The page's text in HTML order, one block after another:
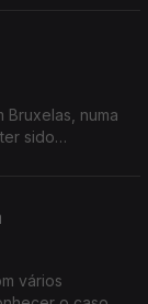
numa
sido
vários